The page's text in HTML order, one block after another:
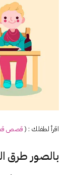
اقرأ لطفلك : (قصص
بالصور طرق